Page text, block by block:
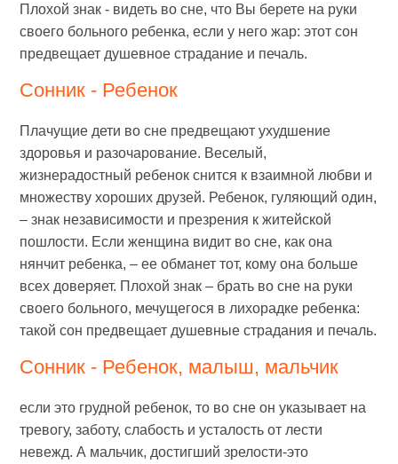
Плохой знак - видеть во сне, что Вы берете на руки
своего больного ребенка, если у него жар: этот сон
предвещает душевное страдание и печаль.
Сонник - Ребенок
Плачущие дети во сне предвещают ухудшение
здоровья и разочарование. Веселый,
жизнерадостный ребенок снится к взаимной любви и
множеству хороших друзей. Ребенок, гуляющий один,
– знак независимости и презрения к житейской
пошлости. Если женщина видит во сне, как она
нянчит ребенка, – ее обманет тот, кому она больше
всех доверяет. Плохой знак – брать во сне на руки
своего больного, мечущегося в лихорадке ребенка:
такой сон предвещает душевные страдания и печаль.
Сонник - Ребенок, малыш, мальчик
если это грудной ребенок, то во сне он указывает на
тревогу, заботу, слабость и усталость от лести
невежд. А мальчик, достигший зрелости-это